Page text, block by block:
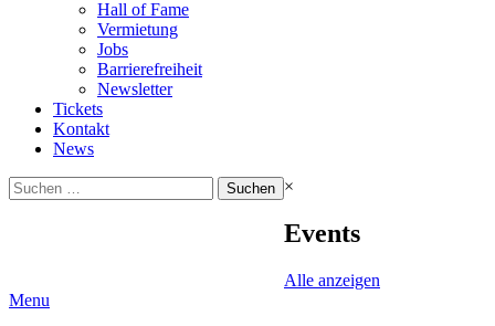
Hall of Fame
Vermietung
Jobs
Barrierefreiheit
Newsletter
Tickets
Kontakt
News
Suchen
nach:
×
Events
Alle anzeigen
Menu